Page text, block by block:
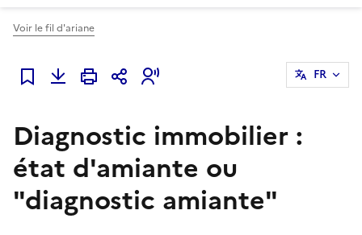
Voir le fil d'ariane
Ajouter à mes favoris
FR
Diagnostic immobilier :
état d'amiante ou
"diagnostic amiante"